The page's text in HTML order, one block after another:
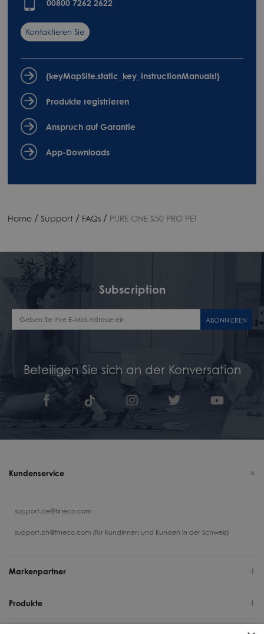
Kontaktieren Sie
{keyMapSite.static_key_instructionManuals!}
Produkte registrieren
Anspruch auf Garantie
App-Downloads
Home / Support / FAQs / PURE ONE S50 PRO PET
Subscription
ABONNIEREN
Beteiligen Sie sich an der Konversation
Kundenservice
support.de@tineco.com
support.ch@tineco.com (für Kundinnen und Kunden in der Schweiz)
Markenpartner
Produkte